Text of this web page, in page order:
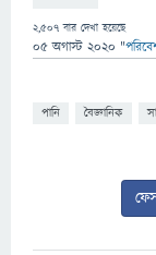
2,507 বার দেখা হয়েছে
05 অগাস্ট 2020 "
পানি বৈজ্ঞানিক